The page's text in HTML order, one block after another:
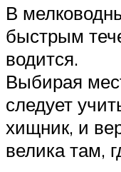
В
быстрым
водится.
Выбирая
следует
хищник, и
велика там,